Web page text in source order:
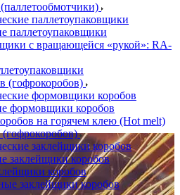
паллетоупаковщики
паллетоупаковщики
с вращающейся «рукой»: RA-
(гофрокоробов)
формовщики коробов
формовщики коробов
на горячем клею (Hot melt)
заклейщики коробов
заклейщики коробов
коробов
заклейщики коробов